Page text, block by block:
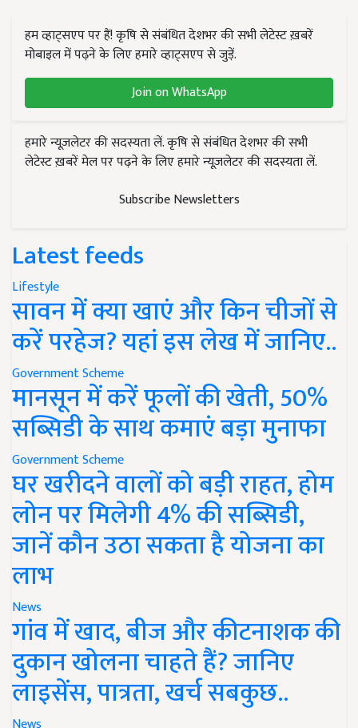
हम व्हाट्सएप पर हैं! कृषि से संबंधित देशभर की सभी लेटेस्ट ख़बरें
मोबाइल में पढ़ने के लिए हमारे व्हाट्सएप से जुड़ें.
Join on WhatsApp
हमारे न्यूज़लेटर की सदस्यता लें. कृषि से संबंधित देशभर की सभी
लेटेस्ट ख़बरें मेल पर पढ़ने के लिए हमारे न्यूज़लेटर की सदस्यता लें.
Subscribe Newsletters
Latest feeds
Lifestyle
सावन में क्या खाएं और किन चीजों से
करें परहेज? यहां इस लेख में जानिए..
Government Scheme
मानसून में करें फूलों की खेती, 50%
सब्सिडी के साथ कमाएं बड़ा मुनाफा
Government Scheme
घर खरीदने वालों को बड़ी राहत, होम
लोन पर मिलेगी 4% की सब्सिडी,
जानें कौन उठा सकता है योजना का
लाभ
News
गांव में खाद, बीज और कीटनाशक की
दुकान खोलना चाहते हैं? जानिए
लाइसेंस, पात्रता, खर्च सबकुछ..